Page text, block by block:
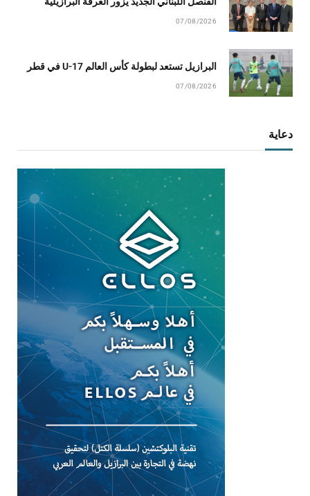
07/08/2026
البرازيل تستعد لبطولة كأس العالم U-17 في قطر
07/08/2026
دعاية